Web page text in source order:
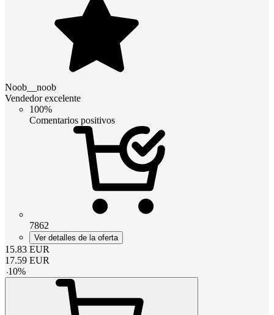
Noob__noob
Vendedor excelente
100%
Comentarios positivos
7862
Ver detalles de la oferta
15.83 EUR
17.59 EUR
-10%